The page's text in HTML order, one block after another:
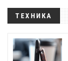
ТЕХНИКА